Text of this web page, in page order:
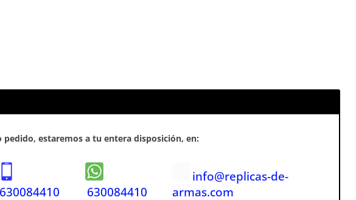
pedido, estaremos a tu entera disposición, en:
630084410 630084410
info@replicas-de-
armas.com